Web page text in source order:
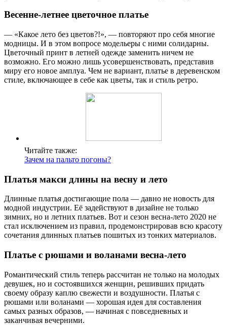
Весенне-летнее цветочное платье
— «Какое лето без цветов?!», — повторяют про себя многие
модницы. И в этом вопросе модельеры с ними солидарны.
Цветочный принт в летней одежде заменить ничем не
возможно. Его можно лишь усовершенствовать, представив
миру его новое амплуа. Чем не вариант, платье в деревенском
стиле, включающее в себе как цветы, так и стиль ретро.
Читайте также:
Зачем на пальто погоны?
Платья макси длины на весну и лето
Длинные платья достигающие пола — давно не новость для
модной индустрии. Её задействуют в дизайне не только
зимних, но и летних платьев. Вот и сезон весна-лето 2020 не
стал исключением из правил, продемонстрировав всю красоту
сочетания длинных платьев пошитых из тонких материалов.
Платье с рюшами и воланами весна-лето
Романтический стиль теперь рассчитан не только на молодых
девушек, но и состоявшихся женщин, решивших придать
своему образу каплю свежести и воздушности. Платья с
рюшами или воланами — хорошая идея для составления
самых разных образов, — начиная с повседневных и
заканчивая вечерними.